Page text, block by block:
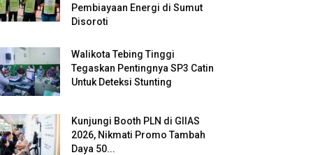
Pembiayaan Energi di Sumut
Disoroti
Walikota Tebing Tinggi
Tegaskan Pentingnya SP3 Catin
Untuk Deteksi Stunting
Kunjungi Booth PLN di GIIAS
2026, Nikmati Promo Tambah
Daya 50...